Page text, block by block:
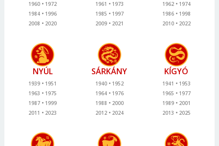
1960
1972
1984
1996
2008
2020
1961
1973
1985
1997
2009
2021
1962
1974
1986
1998
2010
2022
NYÚL
1939
1951
1963
1975
1987
1999
2011
2023
SÁRKÁNY
1940
1952
1964
1976
1988
2000
2012
2024
KÍGYÓ
1941
1953
1965
1977
1989
2001
2013
2025